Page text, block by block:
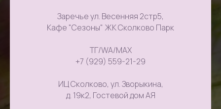
Заречье ул. Весенняя 2стр5,
Кафе "Сезоны" ЖК Сколково Парк
ТГ/WA/MAX
+7 (929) 559-21-29
ИЦ Сколково, ул. Зворыкина,
д. 19к2, Гостевой дом АЯ